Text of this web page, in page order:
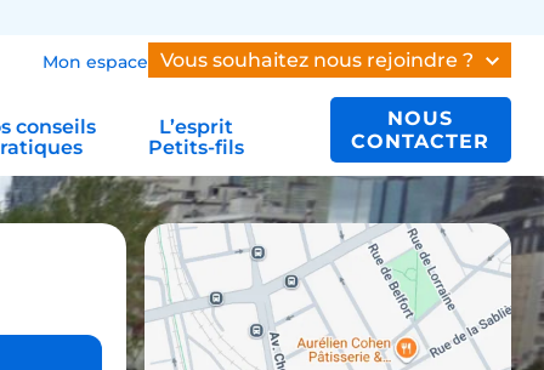
Mon espace Vous souhaitez nous rejoindre ?
conseils
L’esprit
Petits-fils
NOUS
CONTACTER